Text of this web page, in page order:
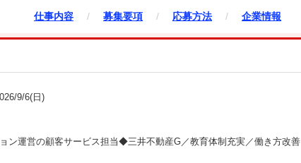
仕事内容 / 募集要項 / 応募方法 / 企業情報
9/6(日)
ン運営の顧客サービス担当◆三井不動産G／教育体制充実／働き方改善